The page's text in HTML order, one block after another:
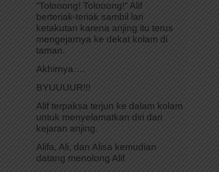
“Tolooong! Tolooong!” Alif
berteriak-teriak sambil lari
ketakutan karena anjing itu terus
mengejarnya ke dekat kolam di
taman.
Akhirnya….
BYUUUUR!!!
Alif terpaksa terjun ke dalam kolam
untuk menyelamatkan diri dari
kejaran anjing.
Alifa, Ali, dan Alisa kemudian
datang menolong Alif.